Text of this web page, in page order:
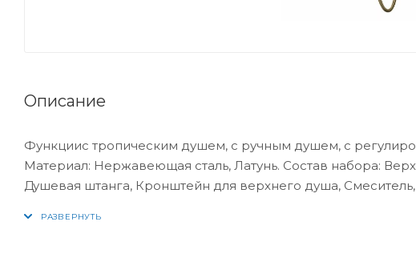
Описание
Функциис тропическим душем, с ручным душем, с
Материал: Нержавеющая сталь, Латунь. Состав набора:
Душевая штанга, Кронштейн для верхнего душа,